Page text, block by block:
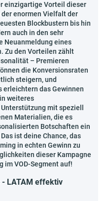
einzigartige Vorteil dieser
enormen Vielfalt der
Blockbustern bis hin
auch in den sehr
Neuanmeldung eines
Zu den Vorteilen zählt
– Premieren
die Konversionsraten
steigern, und
das Gewinnen
weiteres
mit speziell
Materialien, die es
Botschaften ein
ist deine Chance, das
in echten Gewinn zu
dieser Kampagne
im VOD-Segment auf!
- LATAM effektiv